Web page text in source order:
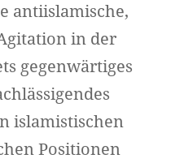
antiislamische,
in der
gegenwärtiges
islamistischen
Positionen